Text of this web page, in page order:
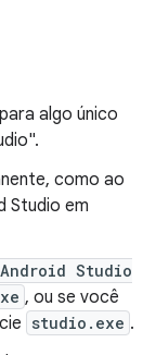
algo único
como ao
Studio em
Studio
, ou se você
studio.exe .